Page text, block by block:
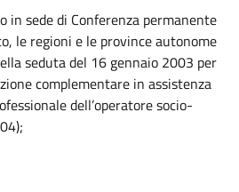
in sede di Conferenza permanente
le regioni e le province autonome
seduta del 16 gennaio 2003 per
complementare in assistenza
dell’operatore socio-